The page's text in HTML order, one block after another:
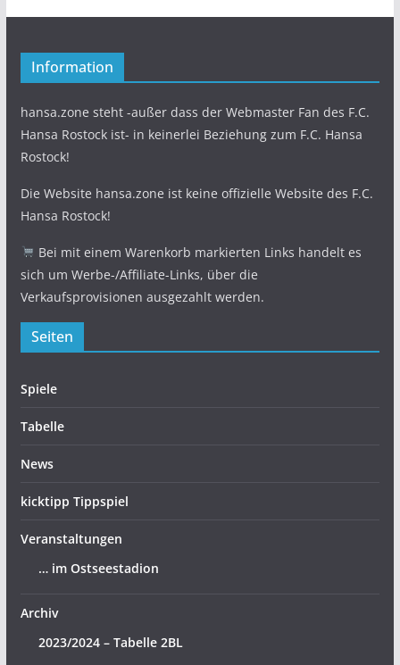
Information
hansa.zone steht -außer dass der Webmaster Fan des F.C.
Hansa Rostock ist- in keinerlei Beziehung zum F.C. Hansa
Rostock!
Die Website hansa.zone ist keine offizielle Website des F.C.
Hansa Rostock!
Bei mit einem Warenkorb markierten Links handelt es
sich um Werbe-/Affiliate-Links, über die
Verkaufsprovisionen ausgezahlt werden.
Seiten
Spiele
Tabelle
News
kicktipp Tippspiel
Veranstaltungen
… im Ostseestadion
Archiv
2023/2024 – Tabelle 2BL